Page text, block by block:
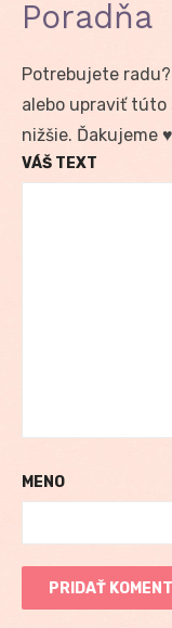
Poradňa
Potrebujete
alebo upraviť
nižšie. Ďakujeme ♥
VÁŠ TEXT
MENO